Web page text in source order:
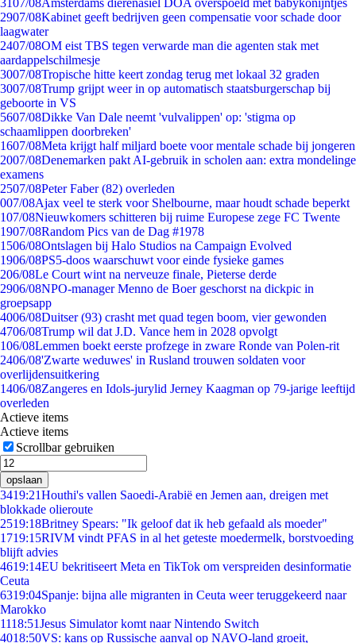
3107/08Amsterdams dierenasiel DOA overspoeld met babykonijntjes
2907/08Kabinet geeft bedrijven geen compensatie voor schade door
laagwater
2407/08OM eist TBS tegen verwarde man die agenten stak met
aardappelschilmesje
3007/08Tropische hitte keert zondag terug met lokaal 32 graden
3007/08Trump grijpt weer in op automatisch staatsburgerschap bij
geboorte in VS
5607/08Dikke Van Dale neemt 'vulvalippen' op: 'stigma op
schaamlippen doorbreken'
1607/08Meta krijgt half miljard boete voor mentale schade bij jongeren
2007/08Denemarken pakt AI-gebruik in scholen aan: extra mondelinge
examens
2507/08Peter Faber (82) overleden
007/08Ajax veel te sterk voor Shelbourne, maar houdt schade beperkt
107/08Nieuwkomers schitteren bij ruime Europese zege FC Twente
1907/08Random Pics van de Dag #1978
1506/08Ontslagen bij Halo Studios na Campaign Evolved
1906/08PS5-doos waarschuwt voor einde fysieke games
206/08Le Court wint na nerveuze finale, Pieterse derde
2906/08NPO-manager Menno de Boer geschorst na dickpic in
groepsapp
4006/08Duitser (93) crasht met quad tegen boom, vier gewonden
4706/08Trump wil dat J.D. Vance hem in 2028 opvolgt
106/08Lemmen boekt eerste profzege in zware Ronde van Polen-rit
2406/08'Zwarte weduwes' in Rusland trouwen soldaten voor
overlijdensuitkering
1406/08Zangeres en Idols-jurylid Jerney Kaagman op 79-jarige leeftijd
overleden
Actieve items
Actieve items
Scrollbar gebruiken
opslaan
3419:21Houthi's vallen Saoedi-Arabië en Jemen aan, dreigen met
blokkade olieroute
2519:18Britney Spears: "Ik geloof dat ik heb gefaald als moeder"
1719:15RIVM vindt PFAS in al het geteste moedermelk, borstvoeding
blijft advies
4619:14EU bekritiseert Meta en TikTok om verspreiden desinformatie
Ceuta
6319:04Spanje: bijna alle migranten in Ceuta weer teruggekeerd naar
Marokko
1118:51Jesus Simulator komt naar Nintendo Switch
4018:50VS: kans op Russische aanval op NAVO-land groeit,